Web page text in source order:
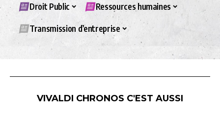
Droit Public Ressources humaines
Transmission d’entreprise
VIVALDI CHRONOS C'EST AUSSI